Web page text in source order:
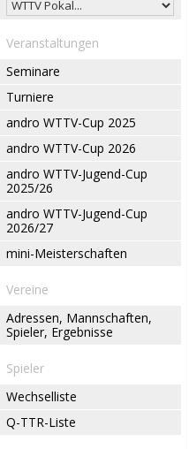
Veranstaltungen
Seminare
Turniere
andro WTTV-Cup 2025
andro WTTV-Cup 2026
andro WTTV-Jugend-Cup
2025/26
andro WTTV-Jugend-Cup
2026/27
mini-Meisterschaften
Vereine
Adressen, Mannschaften,
Spieler, Ergebnisse
Spieler
Wechselliste
Q-TTR-Liste